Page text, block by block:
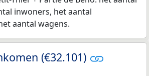
inwoners, het aantal
aantal wagens.
(€32.101)